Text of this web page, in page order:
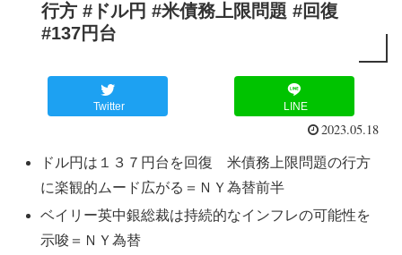
行方 #ドル円 #米債務上限問題 #回復
#137円台
Twitter LINE
2023.05.18
ドル円は１３７円台を回復 米債務上限問題の行方
に楽観的ムード広がる＝ＮＹ為替前半
ベイリー英中銀総裁は持続的なインフレの可能性を
示唆＝ＮＹ為替